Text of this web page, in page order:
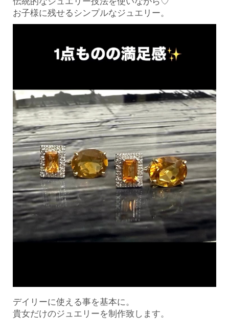
お子様に残せるシンプルなジュエリー。
デイリーに使える事を基本に。
貴女だけのジュエリーを制作致します。